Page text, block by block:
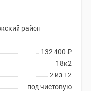
район
132 400 ₽
18к2
2 из 12
под чистовую